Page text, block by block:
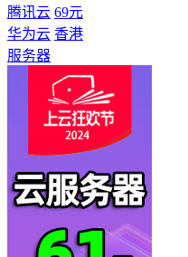
腾讯云 69元
华为云 香港
服务器